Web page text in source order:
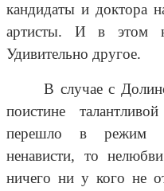
кандидаты и доктора
артисты. И в этом
Удивительно другое.
В случае с
поистине
перешло в режим
ненависти, то
ничего ни у кого не